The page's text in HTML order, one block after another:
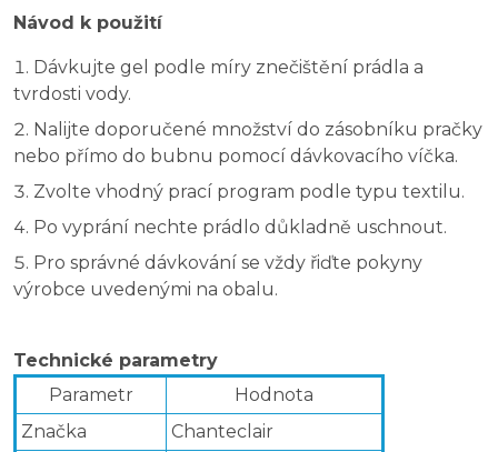
Návod k použití
Dávkujte gel podle míry znečištění prádla a
tvrdosti vody.
Nalijte doporučené množství do zásobníku pračky
nebo přímo do bubnu pomocí dávkovacího víčka.
Zvolte vhodný prací program podle typu textilu.
Po vyprání nechte prádlo důkladně uschnout.
Pro správné dávkování se vždy řiďte pokyny
výrobce uvedenými na obalu.
Technické parametry
Parametr
Hodnota
Značka
Chanteclair